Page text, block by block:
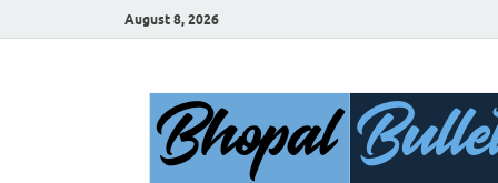
August 8, 2026